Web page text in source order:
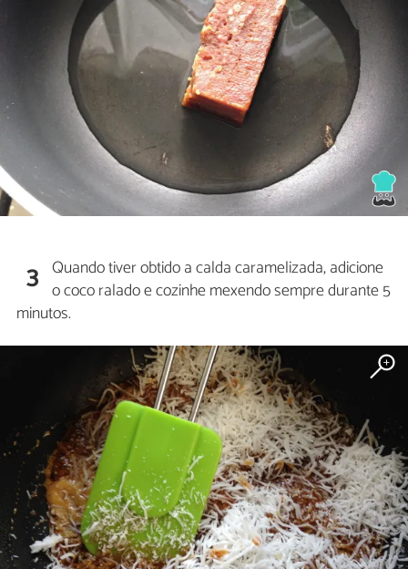
3 Quando tiver obtido a calda caramelizada, adicione
o coco ralado e cozinhe mexendo sempre durante 5
minutos.